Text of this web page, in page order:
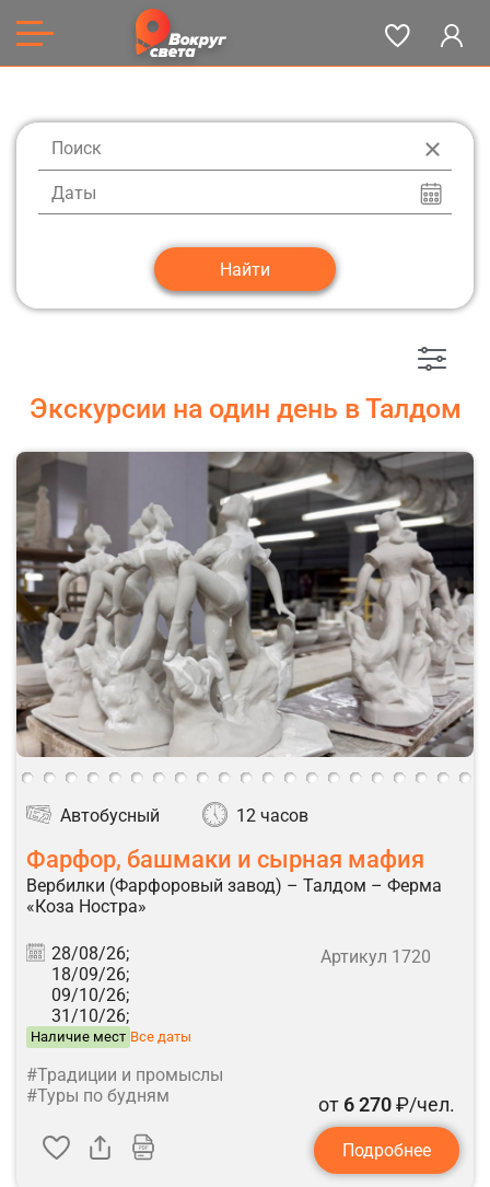
Даты
Экскурсии на один день в Талдом
Автобусный 12 часов
Фарфор, башмаки и сырная мафия
Вербилки (Фарфоровый завод) – Талдом – Ферма
«Коза Ностра»
28/08/26;
18/09/26;
09/10/26;
31/10/26;
Наличие мест Все даты
Артикул 1720
#Традиции и промыслы
#Туры по будням
от 6 270₽/чел.
Подробнее